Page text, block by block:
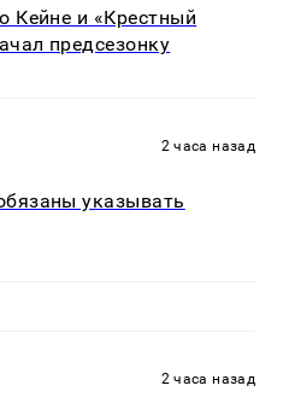
Кейне и «Крестный
предсезонку
2 часа назад
указывать
2 часа назад